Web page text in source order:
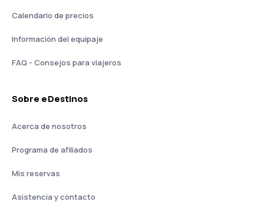
Calendario de precios
Información del equipaje
FAQ - Consejos para viajeros
Sobre eDestinos
Acerca de nosotros
Programa de afiliados
Mis reservas
Asistencia y contacto